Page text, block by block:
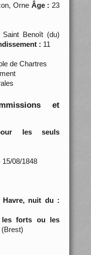
OrneÂge : 23
Benoît (du)
: 11
de Chartres
et
les seuls
15/08/1848
Havre, nuit du :
les forts ou les
(Brest)